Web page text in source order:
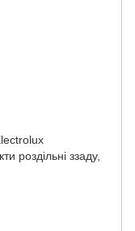
роздільні ззаду,